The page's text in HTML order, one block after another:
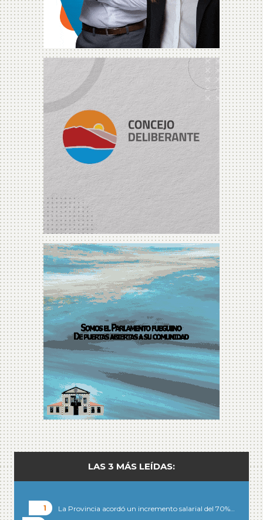
LAS 3 MÁS LEÍDAS:
La Provincia acordó un incremento salarial del 70%…